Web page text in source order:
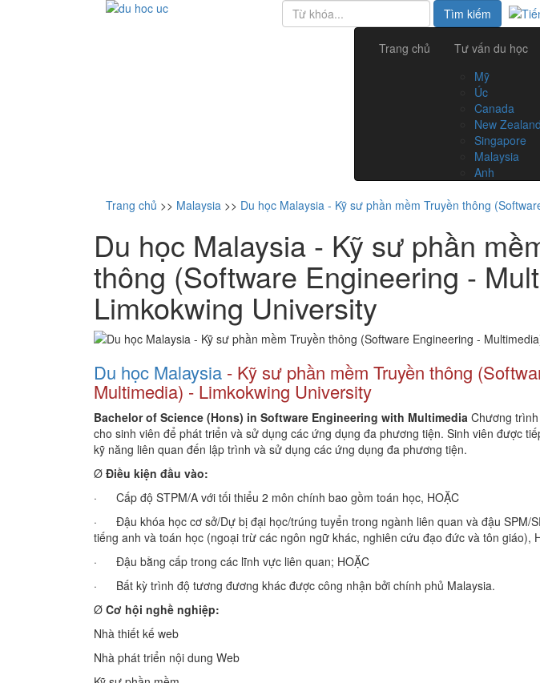
Trang chủ
Tư vấn du học
Mỹ
Úc
Canada
New Zealand
Singapore
Malaysia
Anh
Trang chủ >> Malaysia >> Du học Malaysia - Kỹ sư phần mềm Truyền thông
Du học Malaysia - Kỹ sư phần
thông (Software Engineering -
Limkokwing University
Du học Malaysia - Kỹ sư phần mềm Truyền thông
Multimedia) - Limkokwing University
Bachelor of Science (Hons) in Software Engineering with Multimedia Chương
cho sinh viên để phát triển và sử dụng các ứng dụng đa phương tiện. Sinh viên được
kỹ năng liên quan đến lập trình và sử dụng các ứng dụng đa phương tiện.
Ø Điều kiện đầu vào:
· Cấp độ STPM/A với tối thiểu 2 môn chính bao gồm toán học, HOẶC
· Đậu khóa học cơ sở/Dự bị đại học/trúng tuyển trong ngành liên quan và đậu SPM/
tiếng anh và toán học (ngoại trừ các ngôn ngữ khác, nghiên cứu đạo đức và tôn giáo),
· Đậu bằng cấp trong các lĩnh vực liên quan; HOẶC
· Bất kỳ trình độ tương đương khác được công nhận bởi chính phủ Malaysia.
Ø Cơ hội nghề nghiệp:
Nhà thiết kế web
Nhà phát triển nội dung Web